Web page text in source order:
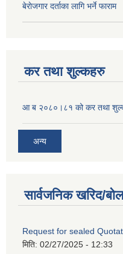
बेराेजगार दर्ताका लागि भर्ने फाराम
कर तथा शुल्कहरु
आ ब २०८०।८१ को कर तथा
अन्य
सार्वजनिक खरिद/
Request for sealed
मिति: 02/27/2025 - 12:33